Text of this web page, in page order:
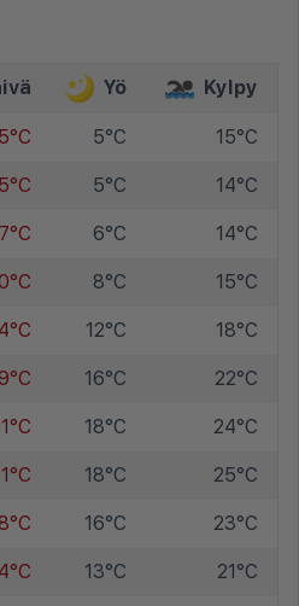
Yö Kylpy
5°C 15°C
5°C 14°C
6°C 14°C
8°C 15°C
12°C 18°C
16°C 22°C
18°C 24°C
18°C 25°C
16°C 23°C
13°C 21°C